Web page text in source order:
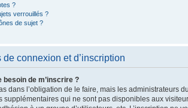
?
verrouillés ?
de sujet ?
de connexion et d’inscription
besoin de m’inscrire ?
dans l’obligation de le faire, mais les
supplémentaires qui ne sont pas disponibles aux